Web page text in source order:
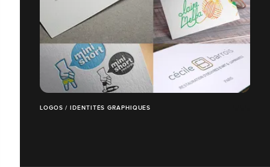
LOGOS / IDENTITÉS GRAPHIQUES